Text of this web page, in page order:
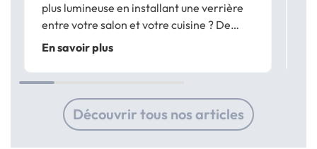
plus lumineuse en installant une verrière
entre votre salon et votre cuisine ? De
cloisonner sans perdre en luminosité ? Les
verrières de type atelier apportent une
touche design à vos pièces et sont...
En savoir plus
Découvrir tous nos articles